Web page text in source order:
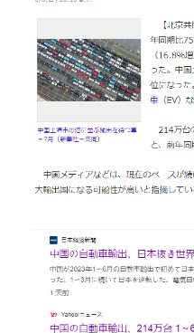
Japan
Middle East
特集ページ
About Mei
Beginner's Content